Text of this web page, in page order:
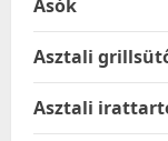
Ásók
Asztali
Asztali